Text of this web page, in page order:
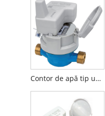
Contor de apă tip uscat cu un singur jet cu preechipament inductiv